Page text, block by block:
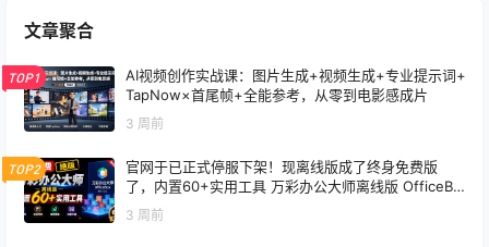
文章聚合
TOP1
AI视频创作实战课：图片生成+视频生成+专业提示词+
TapNow×首尾帧+全能参考，从零到电影感成片
3 周前
TOP2
官网于已正式停服下架！现离线版成了终身免费版
了，内置60+实用工具 万彩办公大师离线版 OfficeBo
3 周前